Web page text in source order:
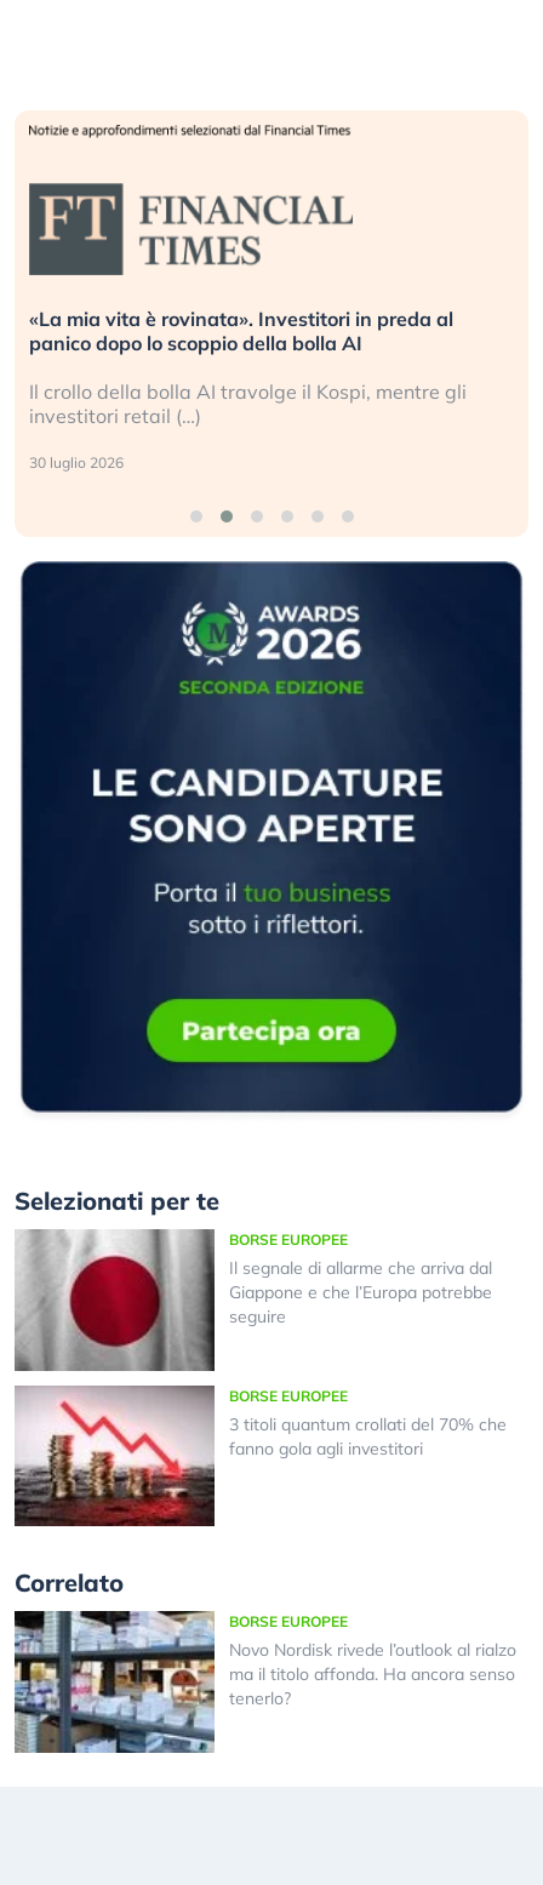
«La mia vita è rovinata». Investitori in preda al
panico dopo lo scoppio della bolla AI
Il crollo della bolla AI travolge il Kospi, mentre gli
investitori retail (…)
30 luglio 2026
Selezionati per te
BORSE EUROPEE
Il segnale di allarme che arriva dal
Giappone e che l’Europa potrebbe
seguire
BORSE EUROPEE
3 titoli quantum crollati del 70% che
fanno gola agli investitori
Correlato
BORSE EUROPEE
Novo Nordisk rivede l’outlook al rialzo
ma il titolo affonda. Ha ancora senso
tenerlo?